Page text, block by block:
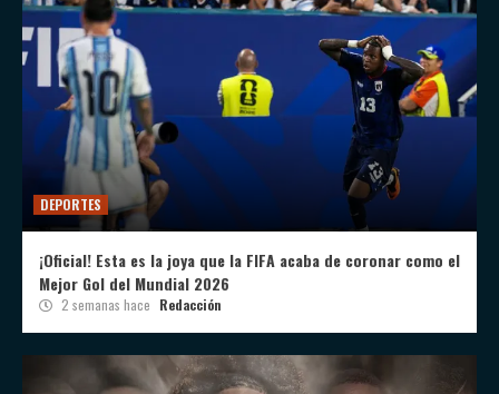
DEPORTES
¡Oficial! Esta es la joya que la FIFA acaba de coronar como el
Mejor Gol del Mundial 2026
2 semanas hace Redacción